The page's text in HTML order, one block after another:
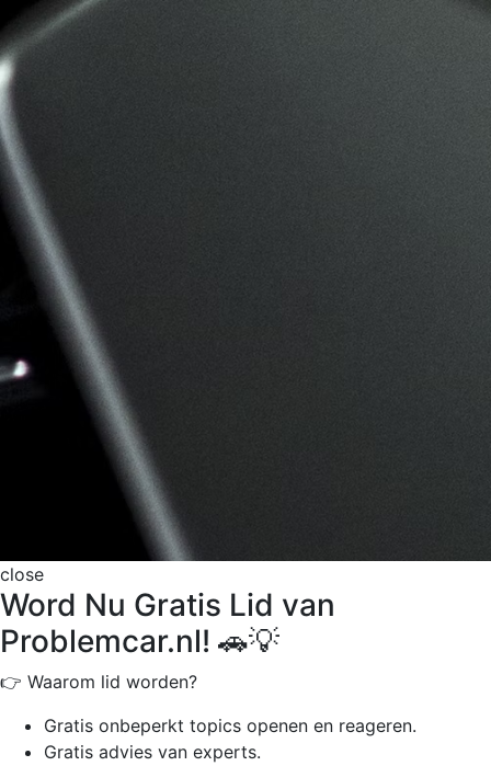
close
Word Nu Gratis Lid van
Problemcar.nl! 🚗💡
👉 Waarom lid worden?
Gratis onbeperkt topics openen en reageren.
Gratis advies van experts.